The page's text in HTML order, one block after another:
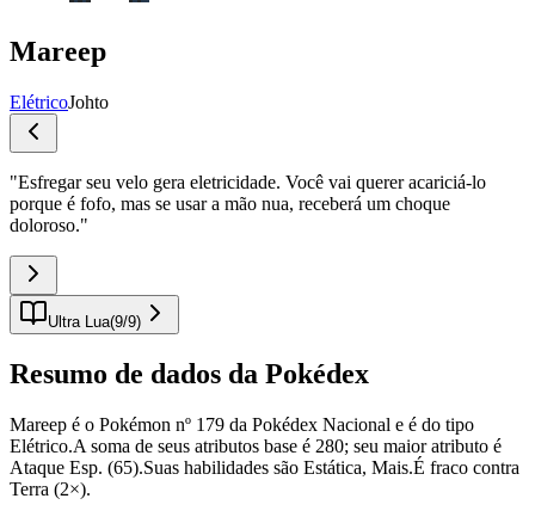
Mareep
ElétricoJohto
"Esfregar seu velo gera eletricidade. Você vai querer acariciá-lo
porque é fofo, mas se usar a mão nua, receberá um choque
doloroso."
Ultra Lua(9/9)
Resumo de dados da Pokédex
Mareep é o Pokémon nº 179 da Pokédex Nacional e é do tipo
Elétrico.A soma de seus atributos base é 280; seu maior atributo é
Ataque Esp. (65).Suas habilidades são Estática, Mais.É fraco contra
Terra (2×).